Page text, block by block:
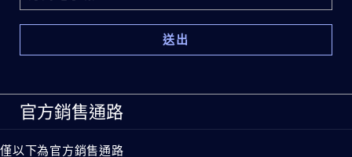
官方銷售通路
僅以下為官方銷售通路